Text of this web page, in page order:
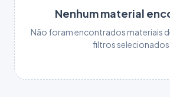
Nenhum material
Não foram encontrados materiais
filtros selecionados.